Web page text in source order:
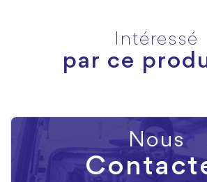
Intéressé
par ce
Nous